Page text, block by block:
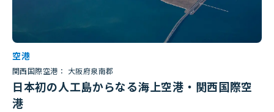
空港
関西国際空港： 大阪府泉南郡
日本初の人工島からなる海上空港・関西国際空
港